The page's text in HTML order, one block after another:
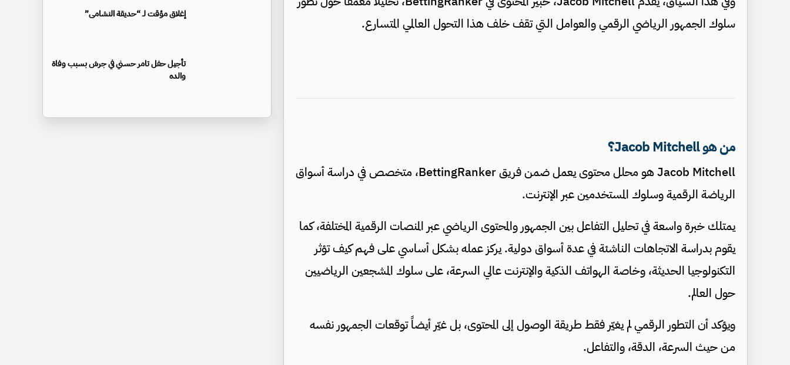
سلوك الجمهور الرياضي الرقمي والعوامل التي تقف خلف هذا التحول العالمي المتسارع.
من هو Jacob Mitchell؟
Jacob Mitchell هو محلل محتوى يعمل ضمن فريق BettingRanker، متخصص في دراسة أسواق
الرياضة الرقمية وسلوك المستخدمين عبر الإنترنت.
يمتلك خبرة واسعة في تحليل التفاعل بين الجمهور والمحتوى الرياضي عبر المنصات الرقمية المختلفة، كما
يقوم بدراسة الاتجاهات الناشئة في عدة أسواق دولية. يركز عمله بشكل أساسي على فهم كيف تؤثر
التكنولوجيا الحديثة، وخاصة الهواتف الذكية والإنترنت عالي السرعة، على سلوك المشجعين الرياضيين
حول العالم.
ويؤكد أن التطور الرقمي لم يغيّر فقط طريقة الوصول إلى المحتوى، بل غيّر أيضاً توقعات الجمهور نفسه
من حيث السرعة، الدقة، والتفاعل.
إغلاق مؤقت لـ “حديقة النشامى”
تأجيل حفل تامر حسني في جرش بسبب وفاة
والده